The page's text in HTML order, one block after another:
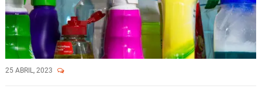
25 ABRIL, 2023